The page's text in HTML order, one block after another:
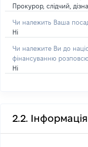
Прокурор, слідчий,
Чи належить Ваша
Ні
Чи належите Ви до
фінансуванню
Ні
2.2.